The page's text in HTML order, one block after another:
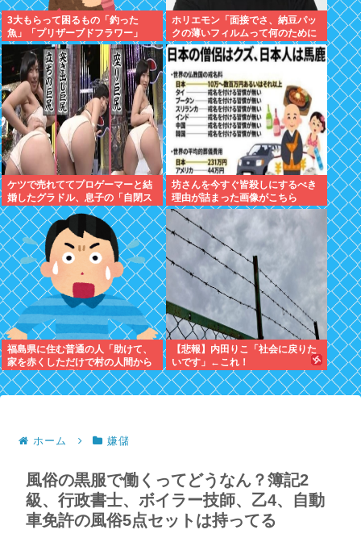
3大もらって困るもの「釣った
魚」「プリザーブドフラワー」
ホリエモン「面接でさ、納豆パッ
クの薄いフィルムって何のために
入っていの？って聞くわけ」
ケツで売れててプロゲーマーと結
婚したグラドル、息子の「自閉ス
ペクトラム症」診断にショックで
泣く
坊さんを今すぐ皆殺しにするべき
理由が詰まった画像がこちら
福島県に住む普通の人「助けて、
家を赤くしただけで村の人間から
宗教施設だと通報が殺到して困っ
てるの！」
【悲報】内田りこ「社会に戻りた
いです」←これ！
ホーム 嫌儲
風俗の黒服で働くってどうなん？簿記2
級、行政書士、ボイラー技師、乙4、自動
車免許の風俗5点セットは持ってる